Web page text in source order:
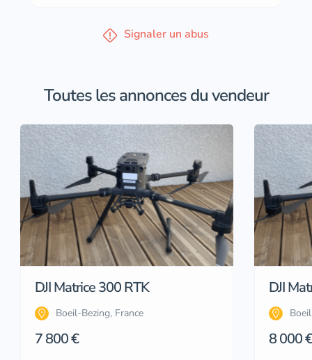
Signaler un abus
Toutes les annonces du vendeur
DJI Matrice 300 RTK
Boeil-Bezing, France
7 800 €
DJI
8 000 €